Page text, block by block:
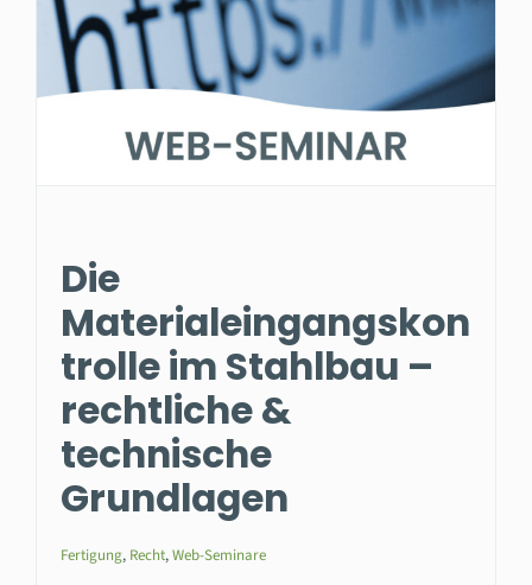
Die
Materialeingangskon
trolle im Stahlbau –
rechtliche &
technische
Grundlagen
Fertigung, Recht,Web-Seminare